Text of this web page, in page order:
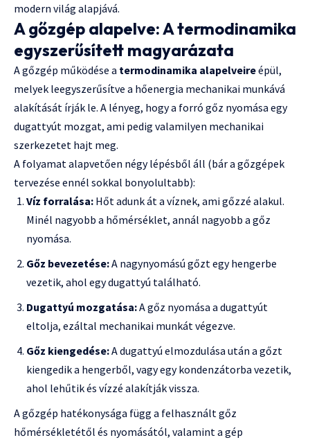
modern világ alapjává.
A gőzgép alapelve: A termodinamika
egyszerűsített magyarázata
A gőzgép működése a termodinamika alapelveireépül,
melyek leegyszerűsítve a hőenergia mechanikai munkává
alakítását írják le. A lényeg, hogy a forró gőz nyomása egy
dugattyút mozgat, ami pedig valamilyen mechanikai
szerkezetet hajt meg.
A folyamat alapvetően négy lépésből áll (bár a gőzgépek
tervezése ennél sokkal bonyolultabb):
Víz forralása: Hőt adunk át a víznek, ami gőzzé alakul.
Minél nagyobb a hőmérséklet, annál nagyobb a gőz
nyomása.
Gőz bevezetése:A nagynyomású gőzt egy hengerbe
vezetik, ahol egy dugattyú található.
Dugattyú mozgatása:A gőz nyomása a dugattyút
eltolja, ezáltal mechanikai munkát végezve.
Gőz kiengedése:A dugattyú elmozdulása után a gőzt
kiengedik a hengerből, vagy egy kondenzátorba vezetik,
ahol lehűtik és vízzé alakítják vissza.
A gőzgép hatékonysága függ a felhasznált gőz
hőmérsékletétől és nyomásától, valamint a gép